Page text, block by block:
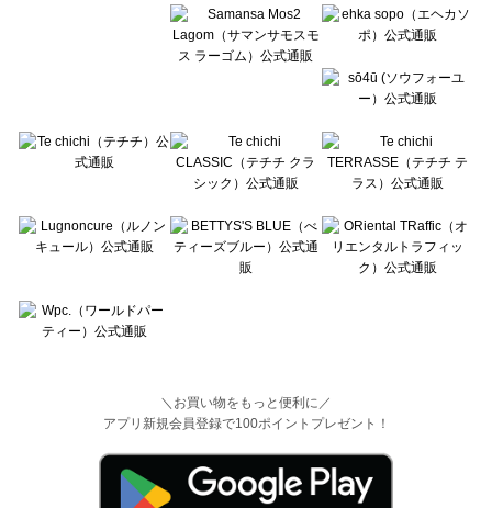
＼お買い物をもっと便利に／
アプリ新規会員登録で100ポイントプレゼント！